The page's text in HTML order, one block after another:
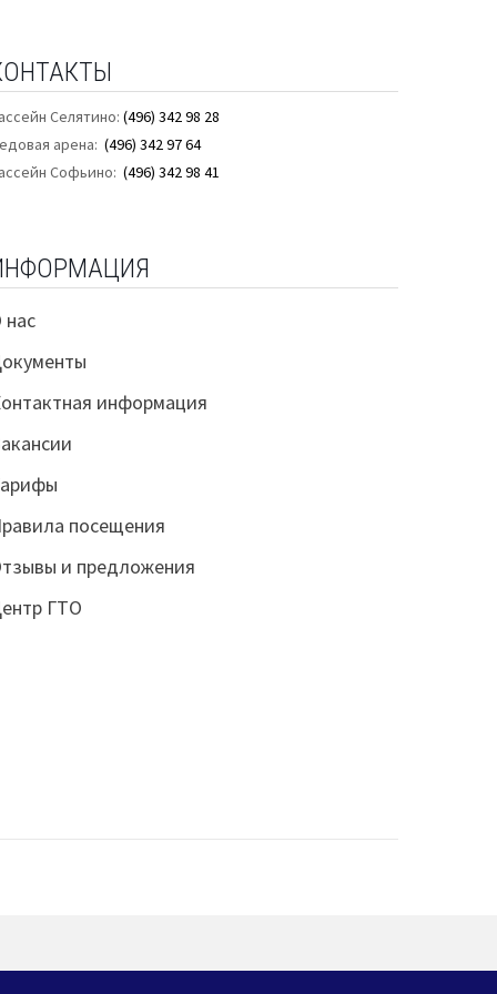
Селятино:(496) 342 98 28
арена:(496) 342 97 64
Софьино:(496) 342 98 41
нас
информация
посещения
и предложения
ГТО